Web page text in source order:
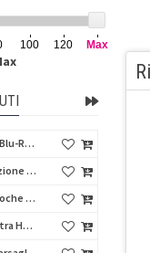
100 120 Max
Michael (4K Ultra HD + Blu-Ray Disc - SteelBook)
Il Padrino Trilogia - Edizione 50º Anniversario - Limited Edition (4 4K Ultra HD + 5 Blu-Ray Disc)
After Hours - Jo, que Noche (Fuori orario) (Import Spain) (Blu-Ray Disc)
Minority Report (4K Ultra HD + Blu-Ray Disc - SteelBook)